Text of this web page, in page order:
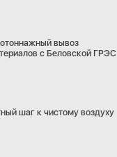
вывоз
с Беловской ГРЭС
шаг к чистому воздуху